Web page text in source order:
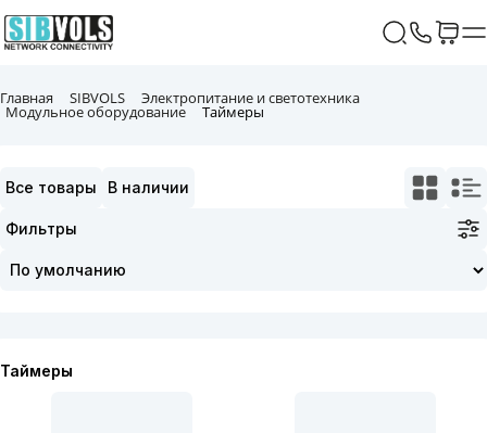
Главная SIBVOLS Электропитание и светотехника
Модульное оборудование Таймеры
Все товары В наличии
Фильтры
Таймеры